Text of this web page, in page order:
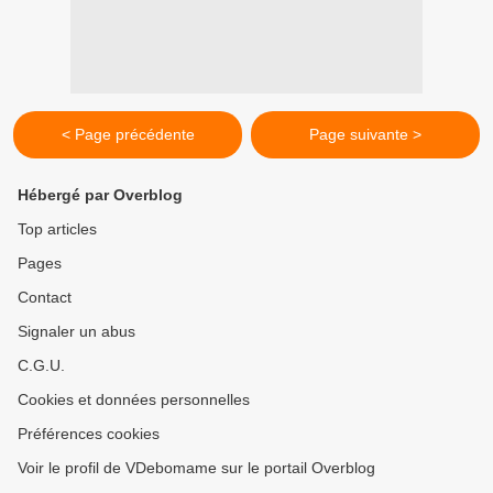
< Page précédente Page suivante >
Hébergé par Overblog
Top articles
Pages
Contact
Signaler un abus
C.G.U.
Cookies et données personnelles
Préférences cookies
Voir le profil de VDebomame sur le portail Overblog